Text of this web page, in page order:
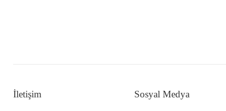
İletişim Sosyal Medya